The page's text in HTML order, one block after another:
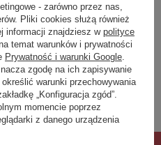
biały
również
Następny z tej kategorii
- zarówno przez nas,
Pliki cookies służą również
informacji znajdziesz w polityce
temat warunków i prywatności
Prywatność i warunki Google
zgodę na ich zapisywanie
warunki przechowywania
„Konfiguracja zgód”.
momencie poprzez
z danego urządzenia